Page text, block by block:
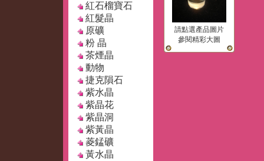
紅石榴寶石
紅髮晶
原礦
粉 晶
茶煙晶
動物
捷克隕石
紫水晶
紫晶花
紫晶洞
紫黃晶
菱錳礦
黃水晶
請點選產品圖片
參閱精彩大圖